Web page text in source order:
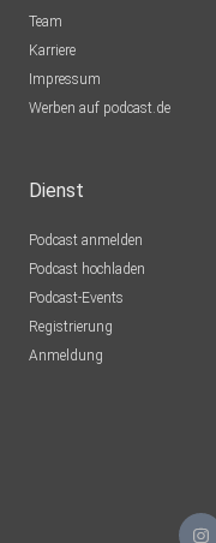
Team
Karriere
Impressum
Werben auf podcast.de
Dienst
Podcast anmelden
Podcast hochladen
Podcast-Events
Registrierung
Anmeldung